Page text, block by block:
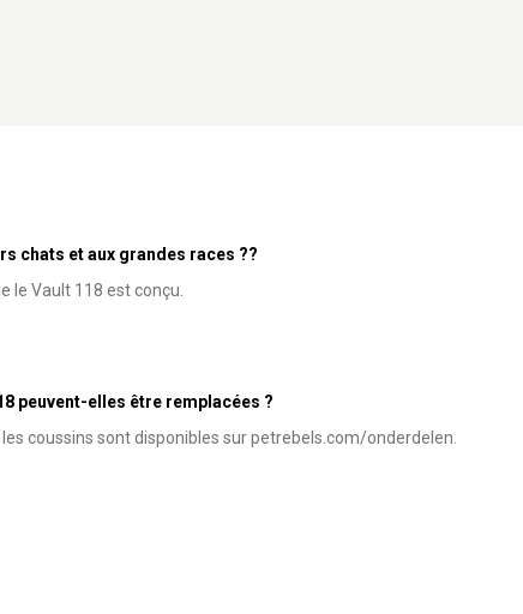
chats et aux grandes races ??
le Vault 118 est conçu.
peuvent-elles être remplacées ?
coussins sont disponibles sur petrebels.com/onderdelen.